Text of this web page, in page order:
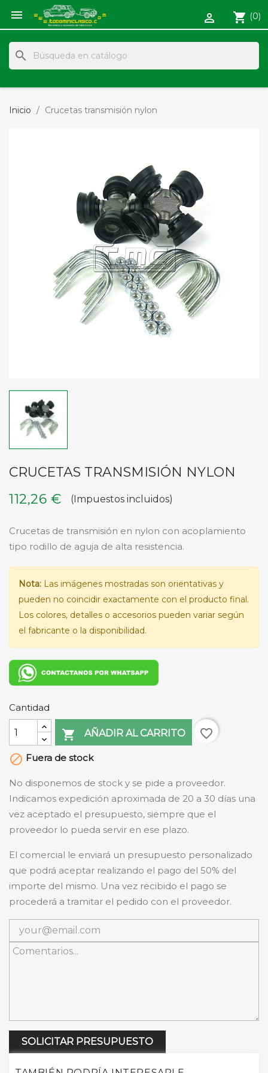
 shopping_cart (0)

search
Inicio Crucetas transmisión nylon
CRUCETAS TRANSMISIÓN NYLON
112,26 €
(Impuestos incluidos)
Crucetas de transmisión en nylon con acoplamiento
tipo rodillo de aguja de alta resistencia.
Nota: Las imágenes mostradas son orientativas y
pueden no coincidir exactamente con el producto final.
Los colores, detalles o accesorios pueden variar según
el fabricante o la disponibilidad.
Cantidad
 AÑADIR AL CARRITO
favorite_border
 Fuera de stock
No disponemos de stock y se pide a proveedor.
Indicamos expedición aproximada de 20 a 30 días una
vez aceptado el presupuesto, siempre que el
proveedor lo pueda servir en ese plazo.
El comercial le enviará un presupuesto personalizado
que podrá aceptar realizando el pago del 50% del
importe del mismo. Una vez recibido el pago se
procederá a tramitar el pedido con el proveedor.
SOLICITAR PRESUPUESTO